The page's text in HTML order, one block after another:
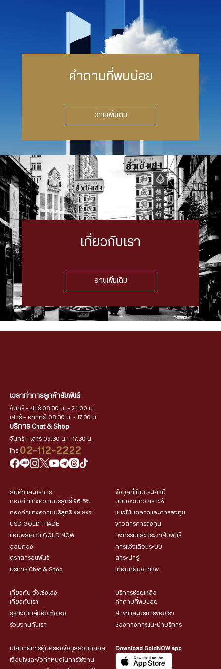
คำถามที่พบบ่อย
อ่านเพิ่มเติม
เกี่ยวกับเรา
อ่านเพิ่มเติม
เวลาทำการลูกค้าสัมพันธ์
จันทร์ - ศุกร์ 08.30 น. - 24.00 น.
เสาร์ - อาทิตย์ 08.30 น. - 17.30 น.
บริการ Chat & Shop
จันทร์ - เสาร์ 09.30 น. - 17.30 น.
โทร. 02-112-2222
สินค้าและบริการ
ทองคำแท่งความบริสุทธิ์ 96.5%
ทองคำแท่งความบริสุทธิ์ 99.99%
USD GOLD TRADE
แอปพลิเคชัน GOLD NOW
ออมทอง
ตราสารอนุพันธ์
บริการ Chat & Shop
ข้อมูลที่เป็นประโยชน์
มุมมองนักวิเคราะห์
แนวโน้มตลาดและการลงทุน
ข่าวสารการลงทุน
กิจกรรมและประชาสัมพันธ์
การแจ้งเตือนระบบ
สาระน่ารู้
เตือนภัยมิจฉาชีพ
เกี่ยวกับ ฮั่วเซ่งเฮง
เกี่ยวกับเรา
ธุรกิจในกลุ่มฮั่วเซ่งเฮง
ร่วมงานกับเรา
บริการช่วยเหลือ
คำถามที่พบบ่อย
สาขาและบริการของเรา
ช่องทางการแนะนำบริการ
นโยบายการคุ้มครองข้อมูลส่วนบุคคล
เงื่อนไขและข้อกำหนดในการใช้งาน
Download GoldNOW app